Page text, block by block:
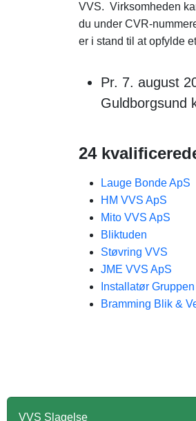
VVS. Virksomheden
du under CVR-
er i stand til at opfylde
Pr. 7. august
Guldborgsund
24
Lauge Bonde ApS
HM VVS ApS
Mito VVS ApS
Bliktuden
Støvring VVS
JME VVS ApS
Installatør
Bramming Blik &
VVS Slagelse